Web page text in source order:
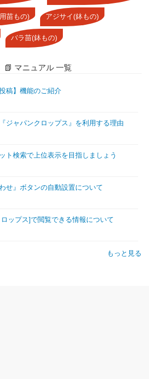
苗もの) アジサイ(鉢もの)
バラ苗(鉢もの)
📗 マニュアル 一覧
稿】機能のご紹介
ジャパンクロップス』を利用する理由
ト検索で上位表示を目指しましょう
せ』ボタンの自動設置について
ップス]で閲覧できる情報について
もっと見る